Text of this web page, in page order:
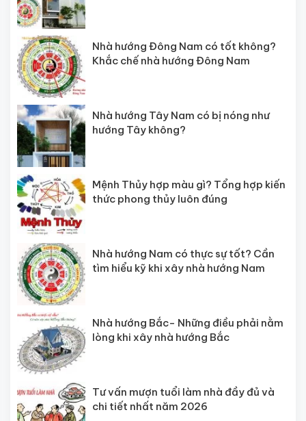
Nhà hướng Đông Nam có tốt không?
Khắc chế nhà hướng Đông Nam
Nhà hướng Tây Nam có bị nóng như
hướng Tây không?
Mệnh Thủy hợp màu gì? Tổng hợp kiến
thức phong thủy luôn đúng
Nhà hướng Nam có thực sự tốt? Cần
tìm hiểu kỹ khi xây nhà hướng Nam
Nhà hướng Bắc- Những điều phải nằm
lòng khi xây nhà hướng Bắc
Tư vấn mượn tuổi làm nhà đầy đủ và
chi tiết nhất năm 2026